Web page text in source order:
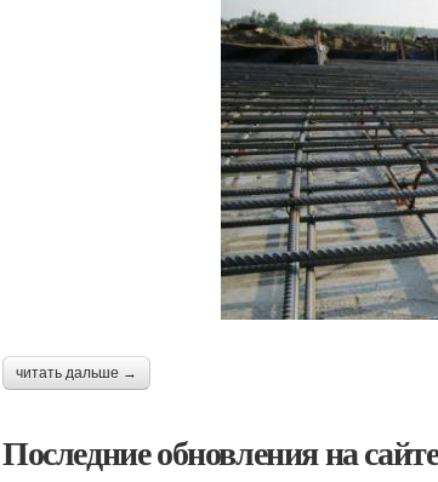
читать дальше →
Последние обновления на